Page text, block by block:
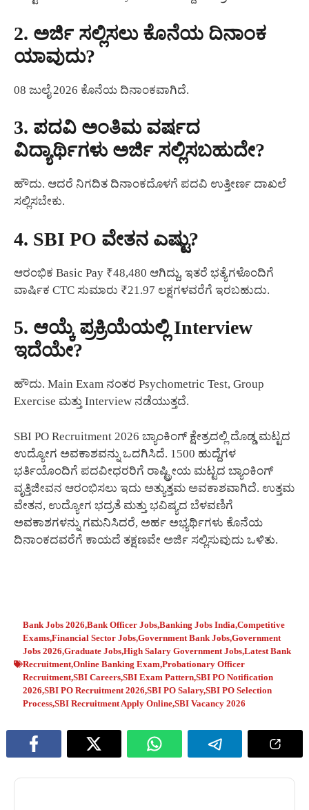
2. ಅರ್ಜಿ ಸಲ್ಲಿಸಲು ಕೊನೆಯ ದಿನಾಂಕ
ಯಾವುದು?
08 ಜುಲೈ 2026 ಕೊನೆಯ ದಿನಾಂಕವಾಗಿದೆ.
3. ಪದವಿ ಅಂತಿಮ ವರ್ಷದ
ವಿದ್ಯಾರ್ಥಿಗಳು ಅರ್ಜಿ ಸಲ್ಲಿಸಬಹುದೇ?
ಹೌದು. ಆದರೆ ನಿಗದಿತ ದಿನಾಂಕದೊಳಗೆ ಪದವಿ ಉತ್ತೀರ್ಣ ದಾಖಲೆ
ಸಲ್ಲಿಸಬೇಕು.
4. SBI PO ವೇತನ ಎಷ್ಟು?
ಆರಂಭಿಕ Basic Pay ₹48,480 ಆಗಿದ್ದು, ಇತರೆ ಭತ್ಯೆಗಳೊಂದಿಗೆ
ವಾರ್ಷಿಕ CTC ಸುಮಾರು ₹21.97 ಲಕ್ಷಗಳವರೆಗೆ ಇರಬಹುದು.
5. ಆಯ್ಕೆ ಪ್ರಕ್ರಿಯೆಯಲ್ಲಿ Interview
ಇದೆಯೇ?
ಹೌದು. Main Exam ನಂತರ Psychometric Test, Group
Exercise ಮತ್ತು Interview ನಡೆಯುತ್ತದೆ.
SBI PO Recruitment 2026 ಬ್ಯಾಂಕಿಂಗ್ ಕ್ಷೇತ್ರದಲ್ಲಿ ದೊಡ್ಡ ಮಟ್ಟದ
ಉದ್ಯೋಗ ಅವಕಾಶವನ್ನು ಒದಗಿಸಿದೆ. 1500 ಹುದ್ದೆಗಳ
ಭರ್ತಿಯೊಂದಿಗೆ ಪದವೀಧರರಿಗೆ ರಾಷ್ಟ್ರೀಯ ಮಟ್ಟದ ಬ್ಯಾಂಕಿಂಗ್
ವೃತ್ತಿಜೀವನ ಆರಂಭಿಸಲು ಇದು ಅತ್ಯುತ್ತಮ ಅವಕಾಶವಾಗಿದೆ. ಉತ್ತಮ
ವೇತನ, ಉದ್ಯೋಗ ಭದ್ರತೆ ಮತ್ತು ಭವಿಷ್ಯದ ಬೆಳವಣಿಗೆ
ಅವಕಾಶಗಳನ್ನು ಗಮನಿಸಿದರೆ, ಅರ್ಹ ಅಭ್ಯರ್ಥಿಗಳು ಕೊನೆಯ
ದಿನಾಂಕದವರೆಗೆ ಕಾಯದೆ ತಕ್ಷಣವೇ ಅರ್ಜಿ ಸಲ್ಲಿಸುವುದು ಒಳಿತು.
Bank Jobs 2026,Bank Officer Jobs,Banking Jobs India,Competitive
Exams,Financial Sector Jobs,Government Bank Jobs,Government
Jobs 2026,Graduate Jobs,High Salary Government Jobs,Latest Bank
Recruitment,Online Banking Exam,Probationary Officer
Recruitment,SBI Careers,SBI Exam Pattern,SBI PO Notification
2026,SBI PO Recruitment 2026,SBI PO Salary,SBI PO Selection
Process,SBI Recruitment Apply Online,SBI Vacancy 2026